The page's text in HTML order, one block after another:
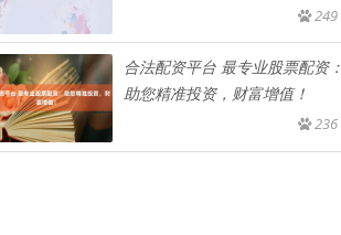
249
合法配资平台 最专业股票配资：
助您精准投资，财富增值！
236